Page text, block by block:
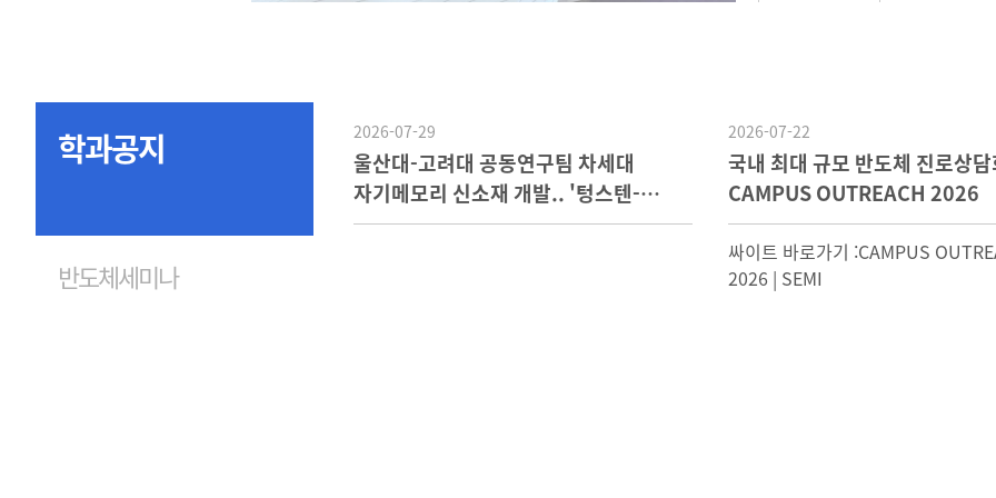
학과공지
반도체세미나
2026-07-29
울산대-고려대 공동연구팀 차세대
자기메모리 신소재 개발.. '텅스텐-
몰리브덴 합금'
2026-07-22
국내 최대 규모 반도체 진로상
CAMPUS OUTREACH 2026
싸이트 바로가기 :CAMPUS
2026 | SEMI